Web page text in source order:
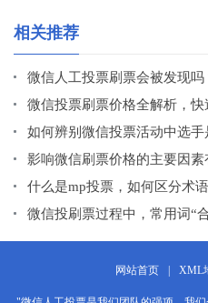
相关推荐
微信人工投票刷票会被发现吗
微信投票刷票价格全解析，快
如何辨别微信投票活动中选手
影响微信刷票价格的主要因素
什么是mp投票，如何区分术
微信投刷票过程中，常用词“
网站首页 XML